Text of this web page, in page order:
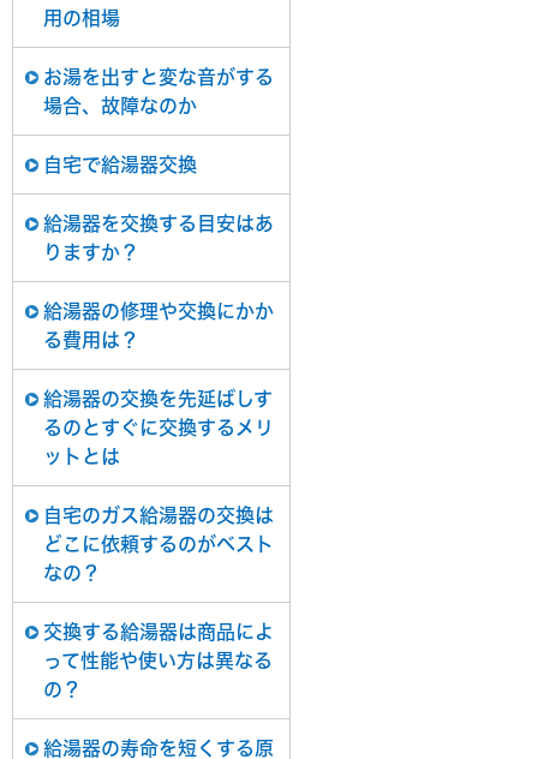
用の相場
お湯を出すと変な音がする
場合、故障なのか
自宅で給湯器交換
給湯器を交換する目安はあ
りますか？
給湯器の修理や交換にかか
る費用は？
給湯器の交換を先延ばしす
るのとすぐに交換するメリ
ットとは
自宅のガス給湯器の交換は
どこに依頼するのがベスト
なの？
交換する給湯器は商品によ
って性能や使い方は異なる
の？
給湯器の寿命を短くする原